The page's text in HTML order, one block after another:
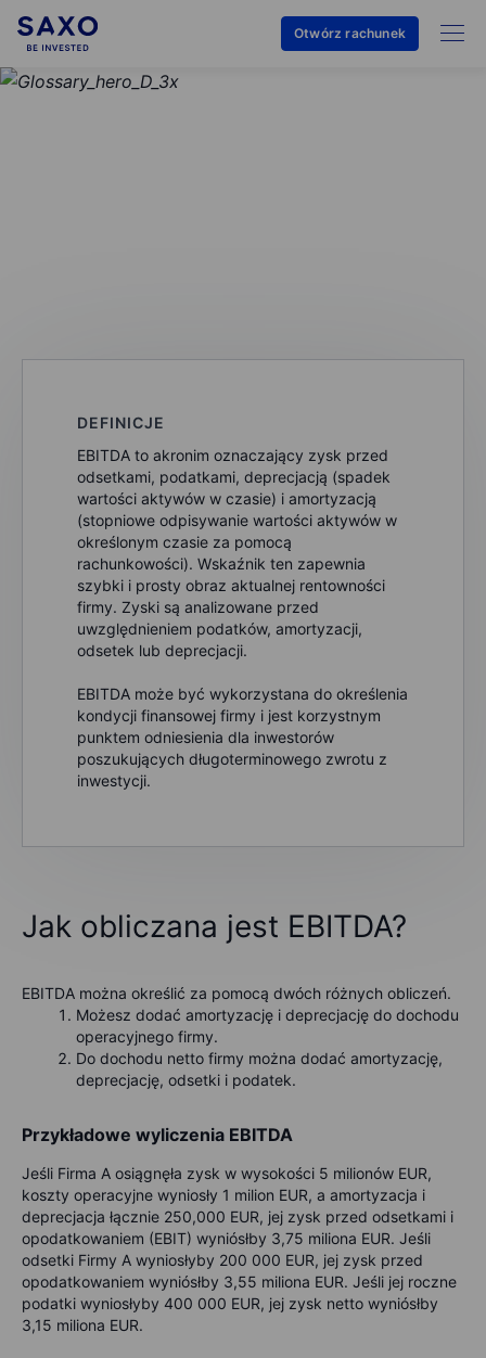
Otwórz rachunek
DEFINICJE
EBITDA to akronim oznaczający zysk przed
odsetkami, podatkami, deprecjacją (spadek
wartości aktywów w czasie) i amortyzacją
(stopniowe odpisywanie wartości aktywów w
określonym czasie za pomocą
rachunkowości). Wskaźnik ten zapewnia
szybki i prosty obraz aktualnej rentowności
firmy. Zyski są analizowane przed
uwzględnieniem podatków, amortyzacji,
odsetek lub deprecjacji.
EBITDA może być wykorzystana do określenia
kondycji finansowej firmy i jest korzystnym
punktem odniesienia dla inwestorów
poszukujących długoterminowego zwrotu z
inwestycji.
Jak obliczana jest EBITDA?
EBITDA można określić za pomocą dwóch różnych obliczeń.
Możesz dodać amortyzację i deprecjację do dochodu
operacyjnego firmy.
Do dochodu netto firmy można dodać amortyzację,
deprecjację, odsetki i podatek.
Przykładowe wyliczenia EBITDA
Jeśli Firma A osiągnęła zysk w wysokości 5 milionów EUR,
koszty operacyjne wyniosły 1 milion EUR, a amortyzacja i
deprecjacja łącznie 250,000 EUR, jej zysk przed odsetkami i
opodatkowaniem (EBIT) wyniósłby 3,75 miliona EUR. Jeśli
odsetki Firmy A wyniosłyby 200 000 EUR, jej zysk przed
opodatkowaniem wyniósłby 3,55 miliona EUR. Jeśli jej roczne
podatki wyniosłyby 400 000 EUR, jej zysk netto wyniósłby
3,15 miliona EUR.